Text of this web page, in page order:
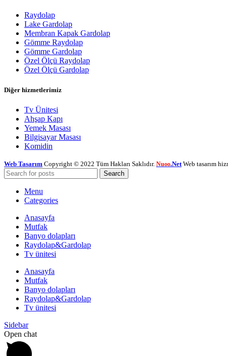
Raydolap
Lake Gardolap
Membran Kapak Gardolap
Gömme Raydolap
Gömme Gardolap
Özel Ölçü Raydolap
Özel Ölçü Gardolap
Diğer hizmetlerimiz
Tv Ünitesi
Ahşap Kapı
Yemek Masası
Bilgisayar Masası
Komidin
Web Tasarım Copyright © 2022 Tüm Hakları Saklıdır. Nuoo.Net Web tasarım
Search
Menu
Categories
Anasayfa
Mutfak
Banyo dolapları
Raydolap&Gardolap
Tv ünitesi
Anasayfa
Mutfak
Banyo dolapları
Raydolap&Gardolap
Tv ünitesi
Sidebar
Open chat